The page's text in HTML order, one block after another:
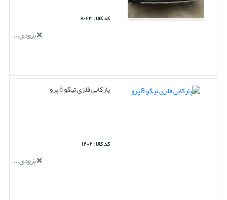
کد کالا : ۸۰۴۳
بزودی...
پارکابی فلزی تیگو 8 پرو
کد کالا : ۱۲۰۰۶
بزودی...